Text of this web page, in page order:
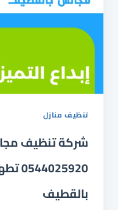
تنظيف منازل
شركة تنظيف
بالقطيف